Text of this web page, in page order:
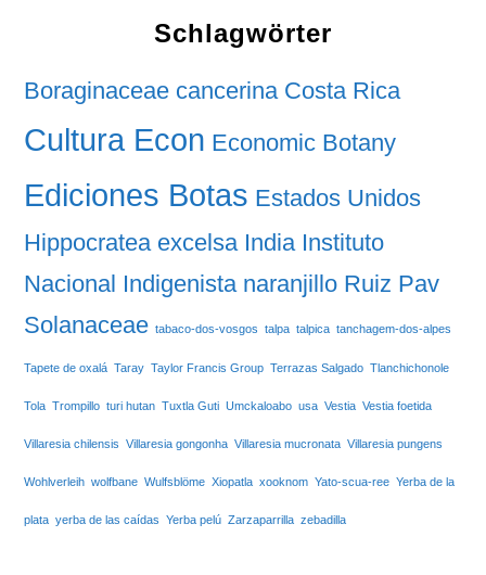
Schlagwörter
Boraginaceae cancerina Costa Rica
Cultura Econ Economic Botany
Ediciones Botas Estados Unidos
Hippocratea excelsa India Instituto
Nacional Indigenista naranjillo Ruiz Pav
Solanaceae tabaco-dos-vosgos talpa talpica tanchagem-dos-alpes
Tapete de oxalá Taray Taylor Francis Group Terrazas Salgado Tlanchichonole
Tola Trompillo turi hutan Tuxtla Guti Umckaloabo usa Vestia Vestia foetida
Villaresia chilensis Villaresia gongonha Villaresia mucronata Villaresia pungens
Wohlverleih wolfbane Wulfsblöme Xiopatla xooknom Yato-scua-ree Yerba de la
plata yerba de las caídas Yerba pelú Zarzaparrilla zebadilla